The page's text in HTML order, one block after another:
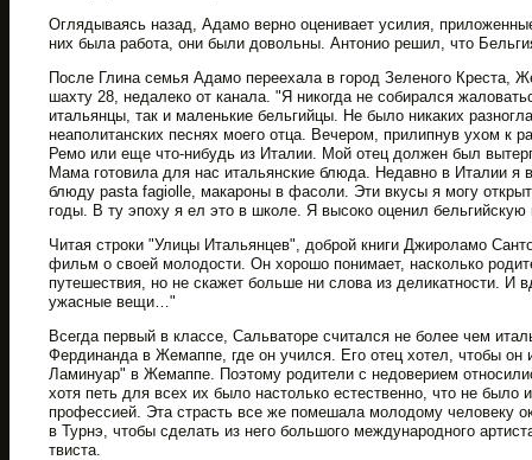
Оглядываясь назад, Адамо верно оценивает усилия,
них была работа, они были довольны. Антонио решил, что
После Глина семья Адамо переехала в город Зеленого Креста,
шахту 28, недалеко от канала. "Я никогда не собирался
итальянцы, так и маленькие бельгийцы. Не было никаких
неаполитанских песнях моего отца. Вечером, прилипнув ухом к
Ремо или еще что-нибудь из Италии. Мой отец должен был
Мама готовила для нас итальянские блюда. Недавно в Италии я
блюду pasta fagiolle, макароны в фасоли. Эти вкусы я могу
годы. В ту эпоху я ел это в школе. Я высоко оценил бельгийскую
Читая строки "Улицы Итальянцев", доброй книги Джироламо
фильм о своей молодости. Он хорошо понимает, насколько
путешествия, но не скажет больше ни слова из деликатности. И
ужасные вещи…"
Всегда первый в классе, Сальваторе считался не более чем
Фердинанда в Жемаппе, где он учился. Его отец хотел, чтобы
Ламинуар" в Жемаппе. Поэтому родители с недоверием
хотя петь для всех их было настолько естественно, что не было
профессией. Эта страсть все же помешала молодому человеку
в Турнэ, чтобы сделать из него большого международного
твиста.